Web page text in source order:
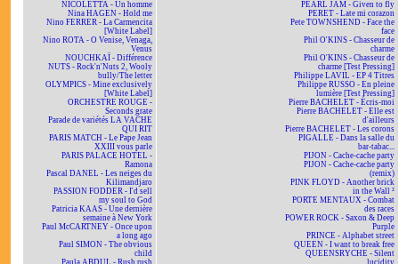
NICOLETTA - Un homme
Nina HAGEN - Hold me
Nino FERRER - La Carmencita
[White Label]
Nino ROTA - O Venise, Venaga,
Venus
NOUCHKAÏ - Différence
NUTS - Rock'n'Nuts 2, Wooly
bully/The letter
OLYMPICS - Mine exclusively
[White Label]
ORCHESTRE ROUGE -
Seconds grate
Parade de variétés LA VACHE
QUI RIT
PARIS MATCH - Le Pape Jean
XXIII vous parle
PARIS PALACE HOTEL -
Ramona
Pascal DANEL - Les neiges du
Kilimandjaro
PASSION FODDER - I'd sell
my soul to God
Patricia KAAS - Une dernière
semaine à New York
Paul McCARTNEY - Once upon
a long ago
Paul SIMON - The obvious
child
Paula ABDUL - Rush rush
PEARL JAM - Given to fly
PERET - Late mi corazon
Pete TOWNSHEND - Face the
face
Phil O'KINS - Chasseur de
charme
Phil O'KINS - Chasseur de
charme [Test Pressing]
Philippe LAVIL - EP 4 Titres
Philippe RUSSO - En pleine
lumière [Test Pressing]
Pierre BACHELET - Écris-moi
Pierre BACHELET - Elle est
d'ailleurs
Pierre BACHELET - Les corons
PIGALLE - Dans la salle du
bar-tabac...
PIJON - Cache-cache party
PIJON - Cache-cache party
(remix)
PINK FLOYD - Another brick
in the Wall ²
PORTE MENTAUX - Combat
des races
POWER ROCK - Saxon & Deep
Purple
PRINCE - Alphabet street
QUEEN - I want to break free
QUEENSRYCHE - Silent
lucidity